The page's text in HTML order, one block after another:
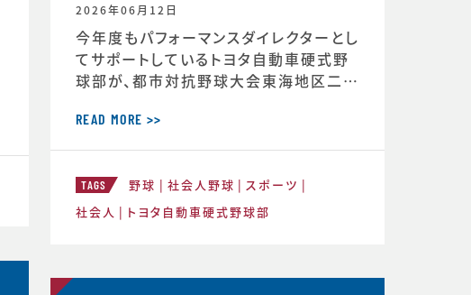
2026年06月12日
今年度もパフォーマンスダイレクターとし
てサポートしているトヨタ自動車硬式野
球部が、都市対抗野球大会東海地区二次
場が決定しました。 ◆第97回都市対抗
野球大会 本大会出場決定のお知らせ（ト
s://redcruisers.toyotatimes-spor
ts.toyota/news/team_news-1505
READ MORE >>
TAGS 野球 社会人野球
スポーツ
社会人
トヨタ自動車硬式野球部